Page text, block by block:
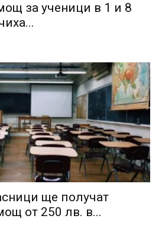
за ученици в 1 и 8
ще получат
от 250 лв. в...